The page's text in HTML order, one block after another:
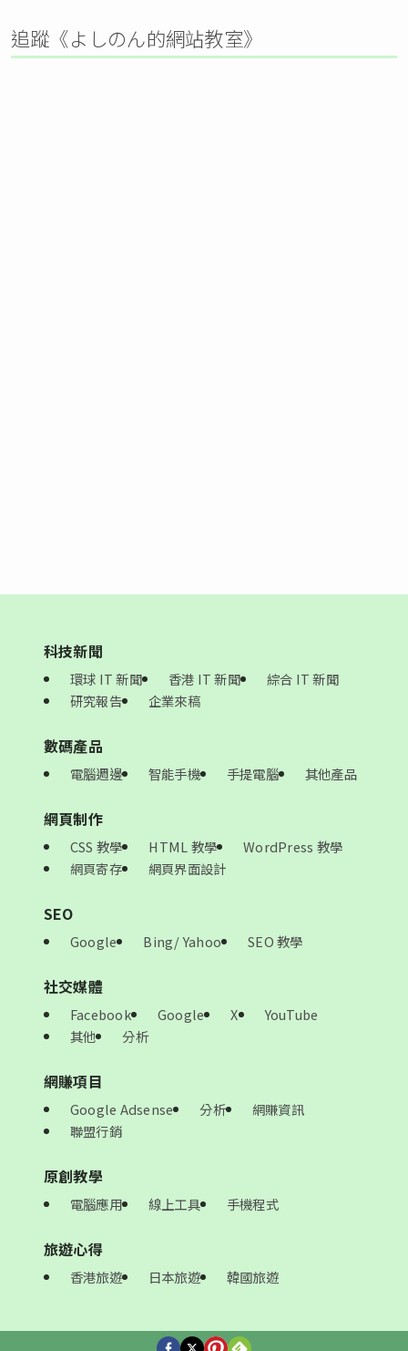
追蹤《よしのん的網站教室》
科技新聞
環球 IT 新聞 香港 IT 新聞
綜合 IT 新聞
研究報告
企業來稿
數碼產品
電腦週邊 智能手機 手提電腦 其他產品
網頁制作
CSS 教學 HTML 教學
WordPress 教學
網頁寄存
網頁界面設計
SEO
Google Bing/ Yahoo SEO 教學
社交媒體
Facebook Google X
YouTube
其他
分析
網賺項目
Google Adsense 分析
網賺資訊
聯盟行銷
原創教學
電腦應用 線上工具 手機程式
旅遊心得
香港旅遊 日本旅遊 韓國旅遊